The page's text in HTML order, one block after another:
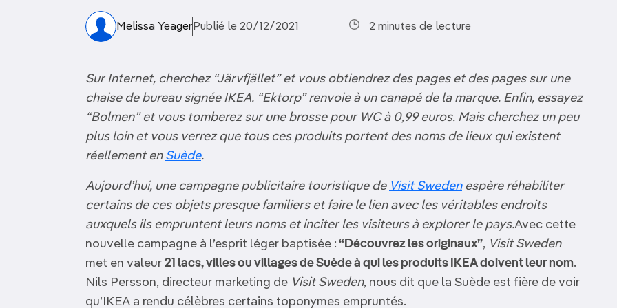
OCÉANIE
ANTARCTIQUE
TOP VILLES
Melissa Yeager Publié le 20/12/2021 2 minutes de lecture
Sur Internet, cherchez “Järvfjället” et vous obtiendrez des pages et des pages sur une
chaise de bureau signée IKEA. “Ektorp” renvoie à un canapé de la marque. Enfin, essayez
“Bolmen” et vous tomberez sur une brosse pour WC à 0,99 euros. Mais cherchez un peu
plus loin et vous verrez que tous ces produits portent des noms de lieux qui existent
réellement en Suède.
Aujourd’hui, une campagne publicitaire touristique de Visit Swedenespère réhabiliter
certains de ces objets presque familiers et faire le lien avec les véritables endroits
auxquels ils empruntent leurs noms et inciter les visiteurs à explorer le pays.Avec cette
nouvelle campagne à l’esprit léger baptisée : “Découvrez les originaux”, Visit Sweden
met en valeur 21 lacs, villes ou villages de Suède à qui les produits IKEA doivent leur nom.
Nils Persson, directeur marketing de Visit Sweden, nous dit que la Suède est fière de voir
qu’IKEA a rendu célèbres certains toponymes empruntés.